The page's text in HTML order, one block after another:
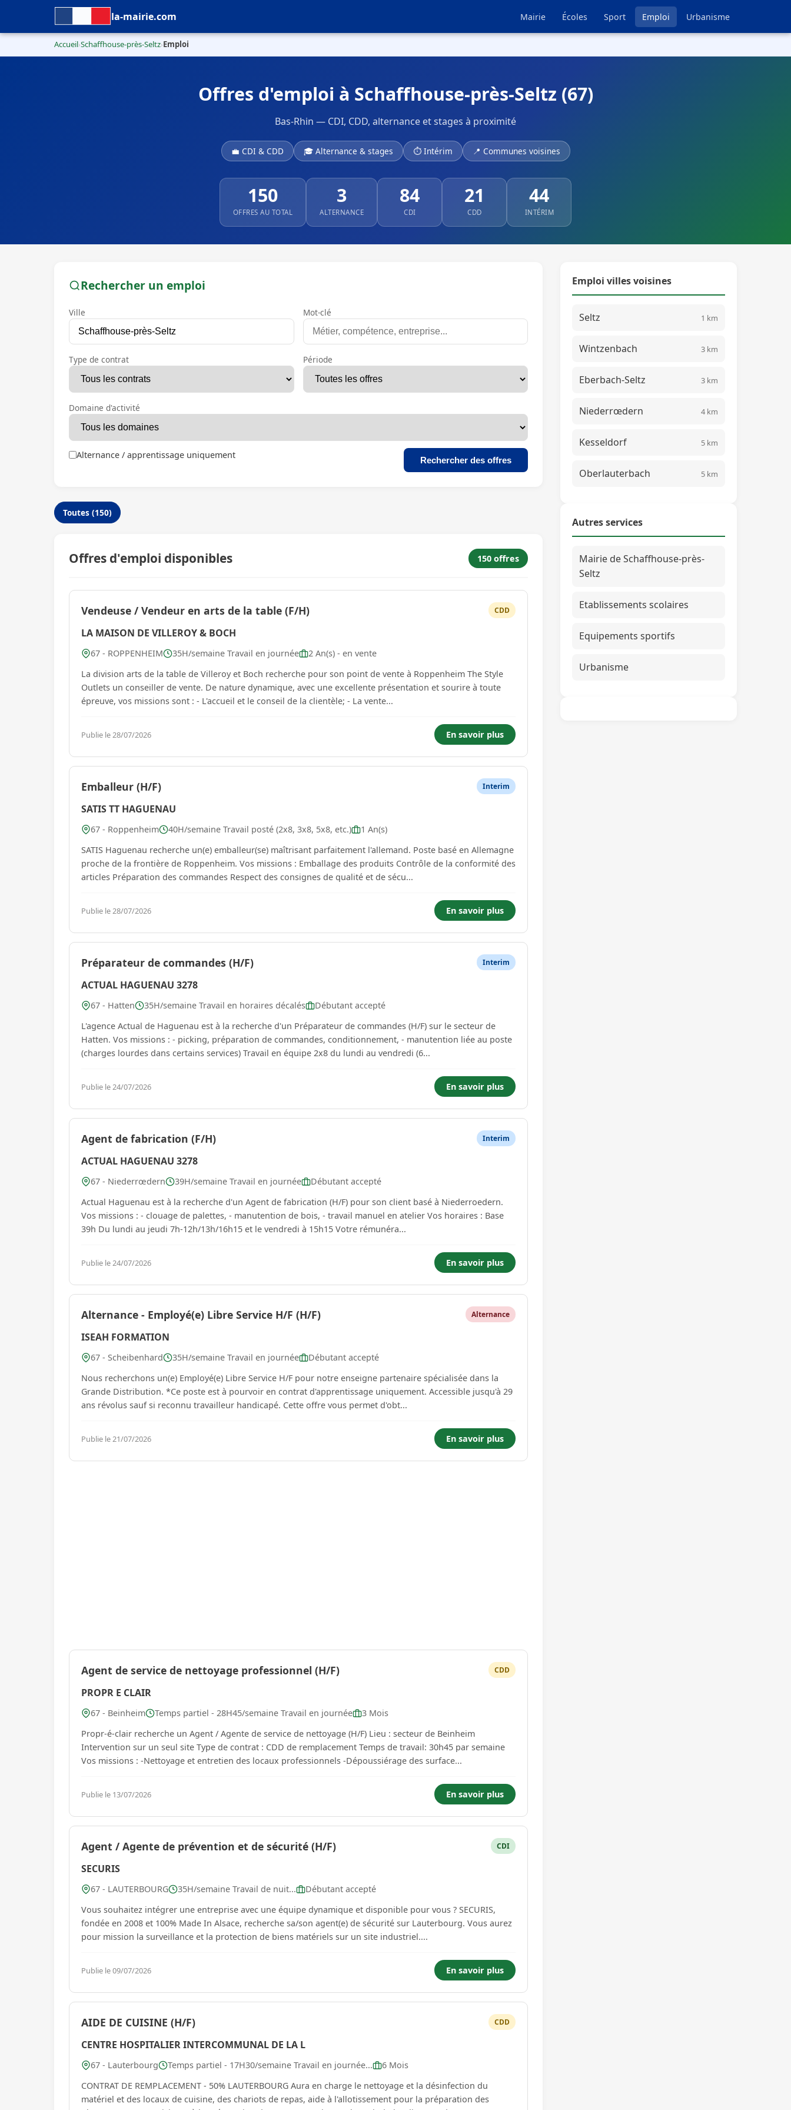
la-mairie.com Mairie Écoles Sport Emploi Urbanisme
Accueil›Schaffhouse-près-Seltz›Emploi
Offres d'emploi à Schaffhouse-près-Seltz (67)
Bas-Rhin — CDI, CDD, alternance et stages à proximité
💼 CDI & CDD 🎓 Alternance & stages ⏱ Intérim 📍 Communes voisines
150
OFFRES AU TOTAL
3
ALTERNANCE
84
CDI
21
CDD
44
INTÉRIM
Rechercher un emploi
Ville Mot-clé
Type de contrat Période
Domaine d'activité
Alternance / apprentissage uniquement Rechercher des offres
Toutes (150)
Offres d'emploi disponibles 150 offres
Vendeuse / Vendeur en arts de la table (F/H) CDD
LA MAISON DE VILLEROY & BOCH
67 - ROPPENHEIM 35H/semaine Travail en journée
2 An(s) - en vente
La division arts de la table de Villeroy et Boch recherche pour son point de vente à Roppenheim The Style
Outlets un conseiller de vente. De nature dynamique, avec une excellente présentation et sourire à toute
épreuve, vos missions sont : - L'accueil et le conseil de la clientèle; - La vente...
Publie le 28/07/2026 En savoir plus
Emballeur (H/F) Interim
SATIS TT HAGUENAU
67 - Roppenheim 40H/semaine Travail posté (2x8, 3x8, 5x8, etc.)
1 An(s)
SATIS Haguenau recherche un(e) emballeur(se) maîtrisant parfaitement l'allemand. Poste basé en Allemagne
proche de la frontière de Roppenheim. Vos missions : Emballage des produits Contrôle de la conformité des
articles Préparation des commandes Respect des consignes de qualité et de sécu...
Publie le 28/07/2026 En savoir plus
Préparateur de commandes (H/F) Interim
ACTUAL HAGUENAU 3278
67 - Hatten 35H/semaine Travail en horaires décalés
Débutant accepté
L'agence Actual de Haguenau est à la recherche d'un Préparateur de commandes (H/F) sur le secteur de
Hatten. Vos missions : - picking, préparation de commandes, conditionnement, - manutention liée au poste
(charges lourdes dans certains services) Travail en équipe 2x8 du lundi au vendredi (6...
Publie le 24/07/2026 En savoir plus
Agent de fabrication (F/H) Interim
ACTUAL HAGUENAU 3278
67 - Niederrœdern 39H/semaine Travail en journée
Débutant accepté
Actual Haguenau est à la recherche d'un Agent de fabrication (H/F) pour son client basé à Niederroedern.
Vos missions : - clouage de palettes, - manutention de bois, - travail manuel en atelier Vos horaires : Base
39h Du lundi au jeudi 7h-12h/13h/16h15 et le vendredi à 15h15 Votre rémunéra...
Publie le 24/07/2026 En savoir plus
Alternance - Employé(e) Libre Service H/F (H/F) Alternance
ISEAH FORMATION
67 - Scheibenhard 35H/semaine Travail en journée
Débutant accepté
Nous recherchons un(e) Employé(e) Libre Service H/F pour notre enseigne partenaire spécialisée dans la
Grande Distribution. *Ce poste est à pourvoir en contrat d'apprentissage uniquement. Accessible jusqu'à 29
ans révolus sauf si reconnu travailleur handicapé. Cette offre vous permet d'obt...
Publie le 21/07/2026 En savoir plus
Agent de service de nettoyage professionnel (H/F) CDD
PROPR E CLAIR
67 - Beinheim Temps partiel - 28H45/semaine Travail en journée
3 Mois
Propr-é-clair recherche un Agent / Agente de service de nettoyage (H/F) Lieu : secteur de Beinheim
Intervention sur un seul site Type de contrat : CDD de remplacement Temps de travail: 30h45 par semaine
Vos missions : -Nettoyage et entretien des locaux professionnels -Dépoussiérage des surface...
Publie le 13/07/2026 En savoir plus
Agent / Agente de prévention et de sécurité (H/F) CDI
SECURIS
67 - LAUTERBOURG 35H/semaine Travail de nuit...
Débutant accepté
Vous souhaitez intégrer une entreprise avec une équipe dynamique et disponible pour vous ? SECURIS,
fondée en 2008 et 100% Made In Alsace, recherche sa/son agent(e) de sécurité sur Lauterbourg. Vous aurez
pour mission la surveillance et la protection de biens matériels sur un site industriel....
Publie le 09/07/2026 En savoir plus
AIDE DE CUISINE (H/F) CDD
CENTRE HOSPITALIER INTERCOMMUNAL DE LA L
67 - Lauterbourg Temps partiel - 17H30/semaine Travail en journée...
6 Mois
CONTRAT DE REMPLACEMENT - 50% LAUTERBOURG Aura en charge le nettoyage et la désinfection du
matériel et des locaux de cuisine, des chariots de repas, aide à l'allotissement pour la préparation des
Emploi villes voisines
Seltz 1 km
Wintzenbach 3 km
Eberbach-Seltz 3 km
Niederrœdern 4 km
Kesseldorf 5 km
Oberlauterbach 5 km
Autres services
Mairie de Schaffhouse-près-
Seltz
Etablissements scolaires
Equipements sportifs
Urbanisme